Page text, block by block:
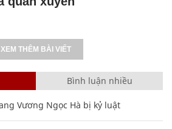
XEM THÊM BÀI VIẾT
Bình luận nhiều
Vương Ngọc Hà bị kỷ luật